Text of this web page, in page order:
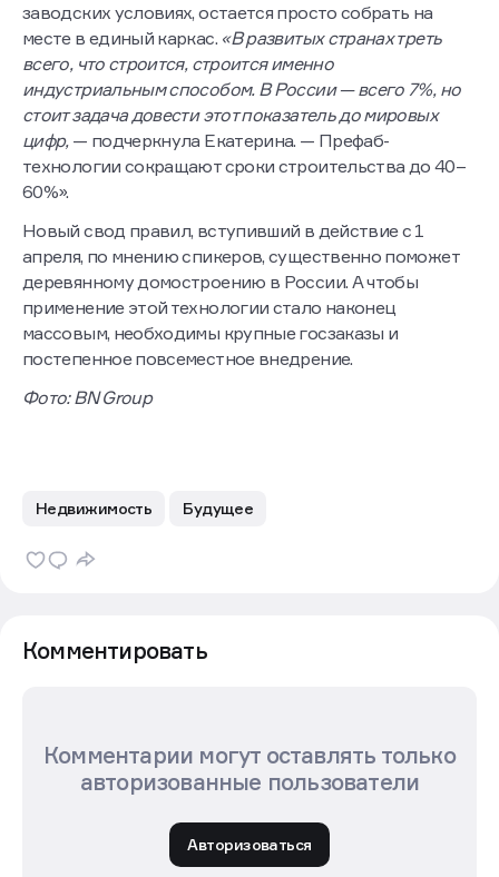
заводских условиях, остается просто собрать на
месте в единый каркас. «В развитых странах треть
всего, что строится, строится именно
индустриальным способом. В России — всего 7%, но
стоит задача довести этот показатель до мировых
цифр, — подчеркнула Екатерина. — Префаб-
технологии сокращают сроки строительства до 40–
60%».
Новый свод правил, вступивший в действие с 1
апреля, по мнению спикеров, существенно поможет
деревянному домостроению в России. А чтобы
применение этой технологии стало наконец
массовым, необходимы крупные госзаказы и
постепенное повсеместное внедрение.
Фото: BN Group
Недвижимость Будущее
Комментировать
Комментарии могут оставлять только
авторизованные пользователи
Авторизоваться